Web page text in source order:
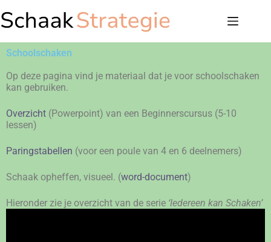
Schoolschaken
Op deze pagina vind je materiaal dat je voor schoolschaken
kan gebruiken.
Overzicht (Powerpoint) van een Beginnerscursus (5-10
lessen)
Paringstabellen (voor een poule van 4 en 6 deelnemers)
Schaak opheffen, visueel. (word-document)
Hieronder zie je overzicht van de serie ‘Iedereen kan Schaken’